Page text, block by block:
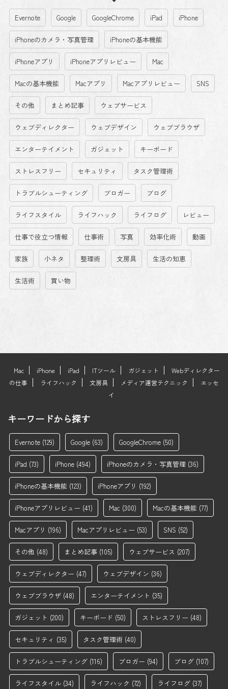
Evernote Google GoogleChrome iPad iPhone
iPhoneのカメラ・写真管理 iPhoneの基本機能
iPhoneアプリ iPhoneアプリレビュー Mac
Macの基本機能 Macアプリ Macアプリレビュー SNS
その他 まとめ記事 ウェブサービス
ウェブディレクター ウェブデザイン ウェブブラウザ
エンターテイメント ガジェット キーボード
ストレスフリー セキュリティ タスク管理術
トラブルシューティング ブロガー ブログ
ライフスタイル ライフハック ライフログ レビュー
仕事で役立つ情報 仕事術 写真 効率化術 動画
家族 小ネタ 整理術 文房具 生活の知恵
生活術 買い物
Mac iPhone iPad ITツール ガジェット
Webディレクター
の仕事
ライフハック 文房具 メディア運営テクニック
エッセ
イ
キーワードから探す
Evernote (129) Google (63) GoogleChrome (50)
iPad (73) iPhone (494) iPhoneのカメラ・写真管理 (36)
iPhoneの基本機能 (123) iPhoneアプリ (192)
iPhoneアプリレビュー (41) Mac (300) Macの基本機能 (77)
Macアプリ (196) Macアプリレビュー (53) SNS (52)
その他 (48) まとめ記事 (105) ウェブサービス (207)
ウェブディレクター (47) ウェブデザイン (36)
ウェブブラウザ (48) エンターテイメント (35)
ガジェット (200) キーボード (50) ストレスフリー (48)
セキュリティ (35) タスク管理術 (40)
トラブルシューティング (116) ブロガー (94) ブログ (107)
ライフスタイル (34) ライフハック (72) ライフログ (37)